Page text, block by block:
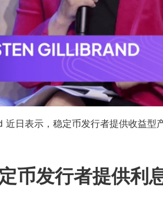
日表示，稳定币发行者提供收益型
币发行者提供利